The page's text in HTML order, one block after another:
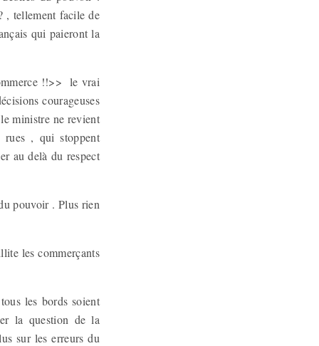
, tellement facile de
qui paieront la
!!>> le vrai
courageuses
ministre ne revient
rues , qui stoppent
au delà du respect
pouvoir . Plus rien
les commerçants
les bords soient
la question de la
sur les erreurs du